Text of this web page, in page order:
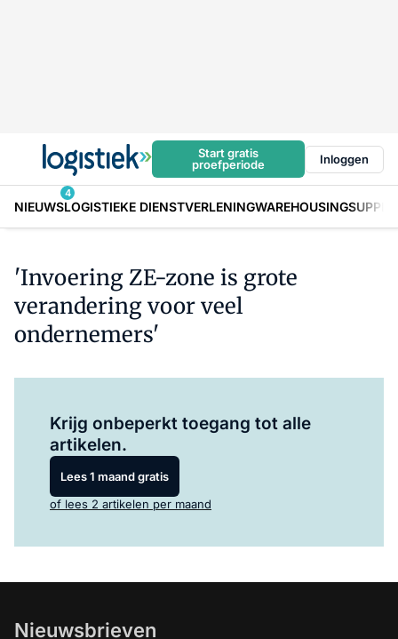
Start gratis
proefperiode
Inloggen
NIEUWS
4
LOGISTIEKE DIENSTVERLENINGWAREHOUSING
'Invoering ZE-zone is grote
verandering voor veel
ondernemers'
Krijg onbeperkt toegang tot alle
artikelen.
Lees 1 maand gratis
of lees 2 artikelen per maand
Nieuwsbrieven